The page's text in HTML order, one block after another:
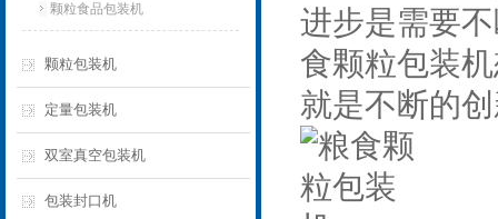
颗粒食品包装机
颗粒包装机
定量包装机
双室真空包装机
包装封口机
进步是需要
食颗粒包装
就是不断的